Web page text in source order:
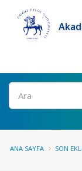
Ara
ANA SAYFA SON